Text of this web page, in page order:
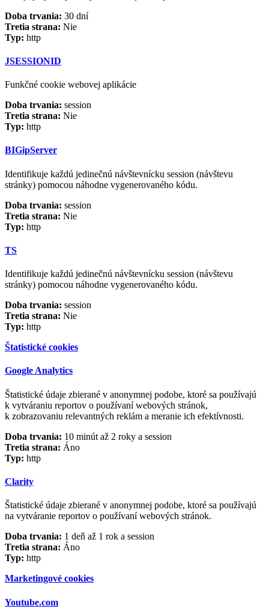
Doba trvania: 30 dní
Tretia strana: Nie
Typ: http
JSESSIONID
Funkčné cookie webovej aplikácie
Doba trvania: session
Tretia strana: Nie
Typ: http
BIGipServer
Identifikuje každú jedinečnú návštevnícku session (návštevu
stránky) pomocou náhodne vygenerovaného kódu.
Doba trvania: session
Tretia strana: Nie
Typ: http
TS
Identifikuje každú jedinečnú návštevnícku session (návštevu
stránky) pomocou náhodne vygenerovaného kódu.
Doba trvania: session
Tretia strana: Nie
Typ: http
Štatistické cookies
Google Analytics
Štatistické údaje zbierané v anonymnej podobe, ktoré sa používajú
k vytváraniu reportov o používaní webových stránok,
k zobrazovaniu relevantných reklám a meranie ich efektívnosti.
Doba trvania: 10 minút až 2 roky a session
Tretia strana: Áno
Typ: http
Clarity
Štatistické údaje zbierané v anonymnej podobe, ktoré sa používajú
na vytváranie reportov o používaní webových stránok.
Doba trvania: 1 deň až 1 rok a session
Tretia strana: Áno
Typ: http
Marketingové cookies
Youtube.com